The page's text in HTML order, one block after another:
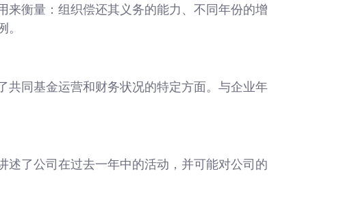
衡量：组织偿还其义务的能力、不同年份的增
共同基金运营和财务状况的特定方面。与企业年
了公司在过去一年中的活动，并可能对公司的